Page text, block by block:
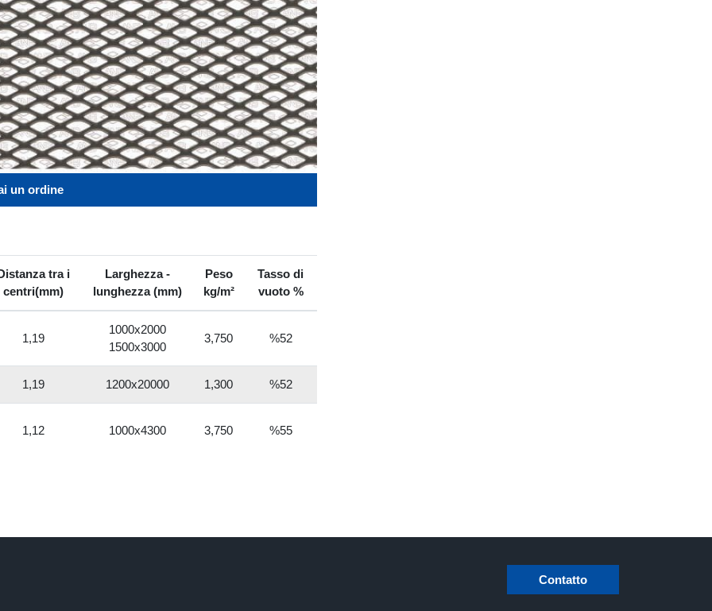
un ordine
tra i
centri(mm)
Larghezza -
lunghezza (mm)
Peso
kg/m²
Tasso di
vuoto %
1,19
1000x2000
1500x3000
3,750 %52
1,19 1200x20000 1,300 %52
1,12 1000x4300 3,750 %55
Contatto